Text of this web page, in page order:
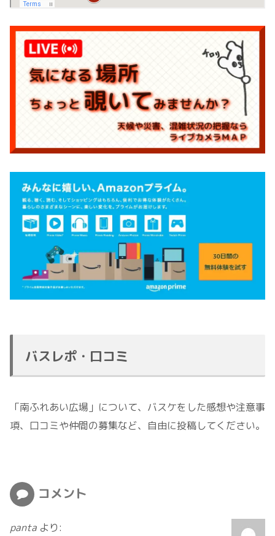
バスレポ・口コミ
「南ふれあい広場」について、バスケをした感想や注意事
項、口コミや仲間の募集など、自由に投稿してください。
コメント
panta より: